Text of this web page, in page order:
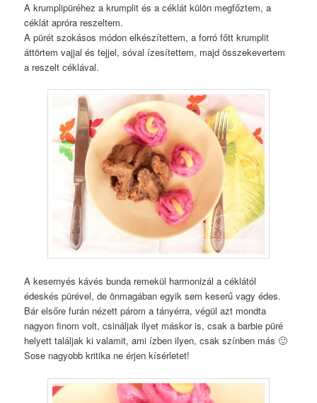
A krumplipüréhez a krumplit és a céklát külön megfőztem, a
céklát apróra reszeltem.
A pürét szokásos módon elkészítettem, a forró főtt krumplit
áttörtem vajjal és tejjel, sóval ízesítettem, majd összekevertem
a reszelt céklával.
A kesernyés kávés bunda remekül harmonizál a céklától
édeskés pürével, de önmagában egyik sem keserű vagy édes.
Bár elsőre furán nézett párom a tányérra, végül azt mondta
nagyon finom volt, csináljak ilyet máskor is, csak a barbie püré
helyett találjak ki valamit, ami ízben ilyen, csak színben más 🙂
Sose nagyobb kritika ne érjen kísérletet!